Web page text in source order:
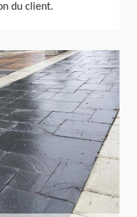
du client.